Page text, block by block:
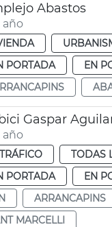
Abastos
año
PORTADA EN
Gaspar
año
TRÁFICO TODAS
PORTADA EN
ARRANCAPINS
MARCELLI